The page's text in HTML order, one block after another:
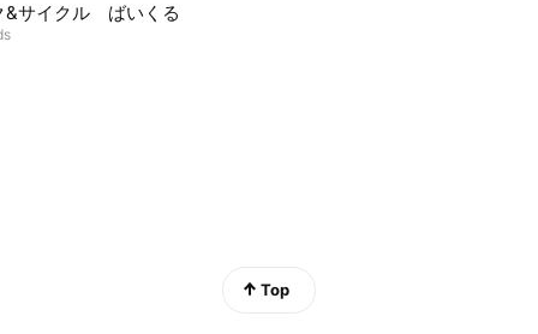
&サイクル ばいくる
Top